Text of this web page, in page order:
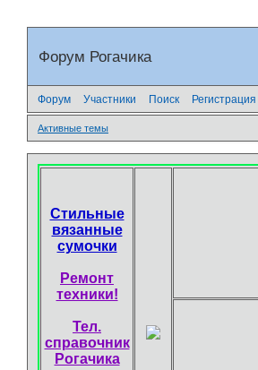
Форум Рогачика
Форум Участники Поиск Регистрация
Активные темы
Стильные
вязанные
сумочки
Ремонт
техники!
Тел.
справочник
Рогачика